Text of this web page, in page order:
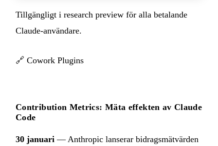
Tillgängligt i research preview för alla betalande
Claude-användare.
🔗 Cowork Plugins
Contribution Metrics: Mäta effekten av Claude
Code
30 januari — Anthropic lanserar bidragsmätvärden